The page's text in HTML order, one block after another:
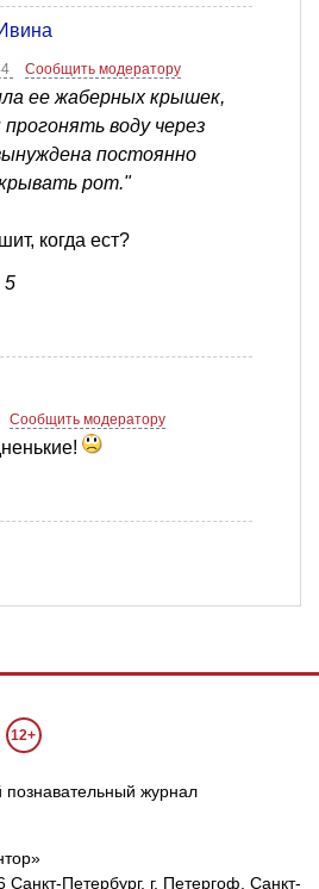
Сообщить модератору
ее жаберных крышек,
воду через
постоянно
рот."
когда ест?
5
Сообщить модератору
12+
журнал
Петербург, г. Петергоф, Санкт-